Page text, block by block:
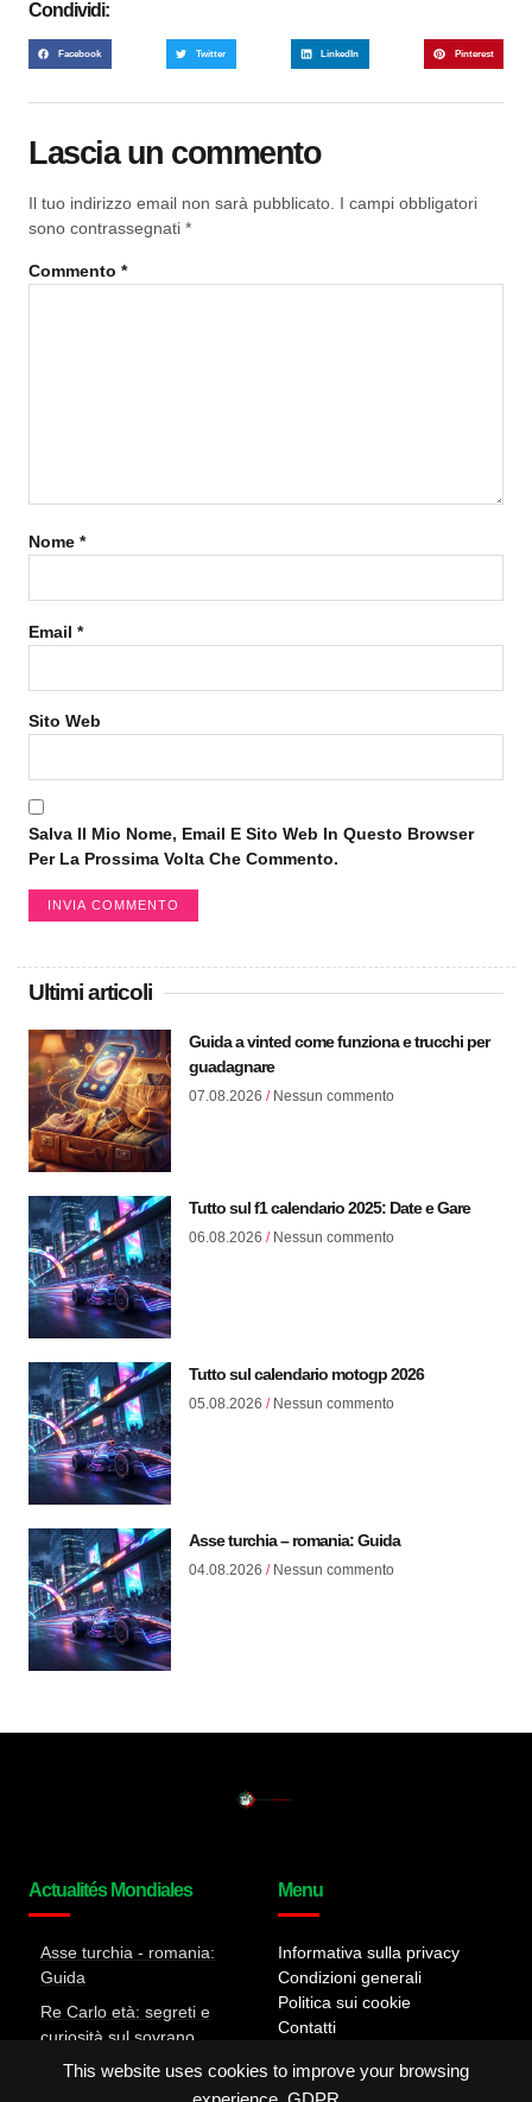
This website uses cookies to improve your browsing
Condividi:
Facebook Twitter LinkedIn Pinterest
Lascia un commento
Il tuo indirizzo email non sarà pubblicato. I campi obbligatori
sono contrassegnati *
Commento *
Nome *
Email *
Sito Web
Salva Il Mio Nome, Email E Sito Web In Questo Browser
Per La Prossima Volta Che Commento.
Ultimi articoli
Guida a vinted come funziona e trucchi per
guadagnare
07.08.2026 Nessun commento
Tutto sul f1 calendario 2025: Date e Gare
06.08.2026 Nessun commento
Tutto sul calendario motogp 2026
05.08.2026 Nessun commento
Asse turchia – romania: Guida
04.08.2026 Nessun commento
Actualités Mondiales
Asse turchia - romania:
Guida
Re Carlo età: segreti e
curiosità sul sovrano
Tutta la verità sul Caso
Menu
Informativa sulla privacy
Condizioni generali
Politica sui cookie
Contatti